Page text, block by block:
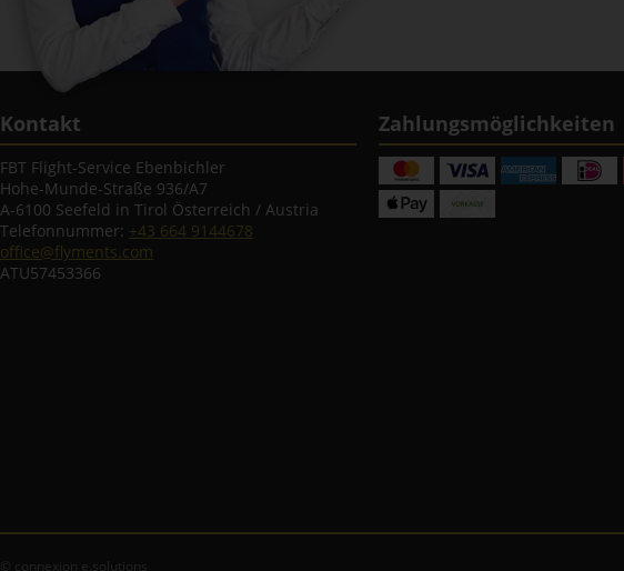
Kontakt
FBT Flight-Service Ebenbichler
Hohe-Munde-Straße 936/A7
A-6100 Seefeld in Tirol Österreich / Austria
Telefonnummer: +43 664 9144678
office@flyments.com
ATU57453366
Zahlungsmöglichkeiten
© connexion e.solutions